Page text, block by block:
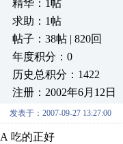
精华：1帖
求助：1帖
帖子：38帖 | 820回
年度积分：0
历史总积分：1422
注册：2002年6月12日
发表于：2007-09-27 13:27:00
A 吃的正好